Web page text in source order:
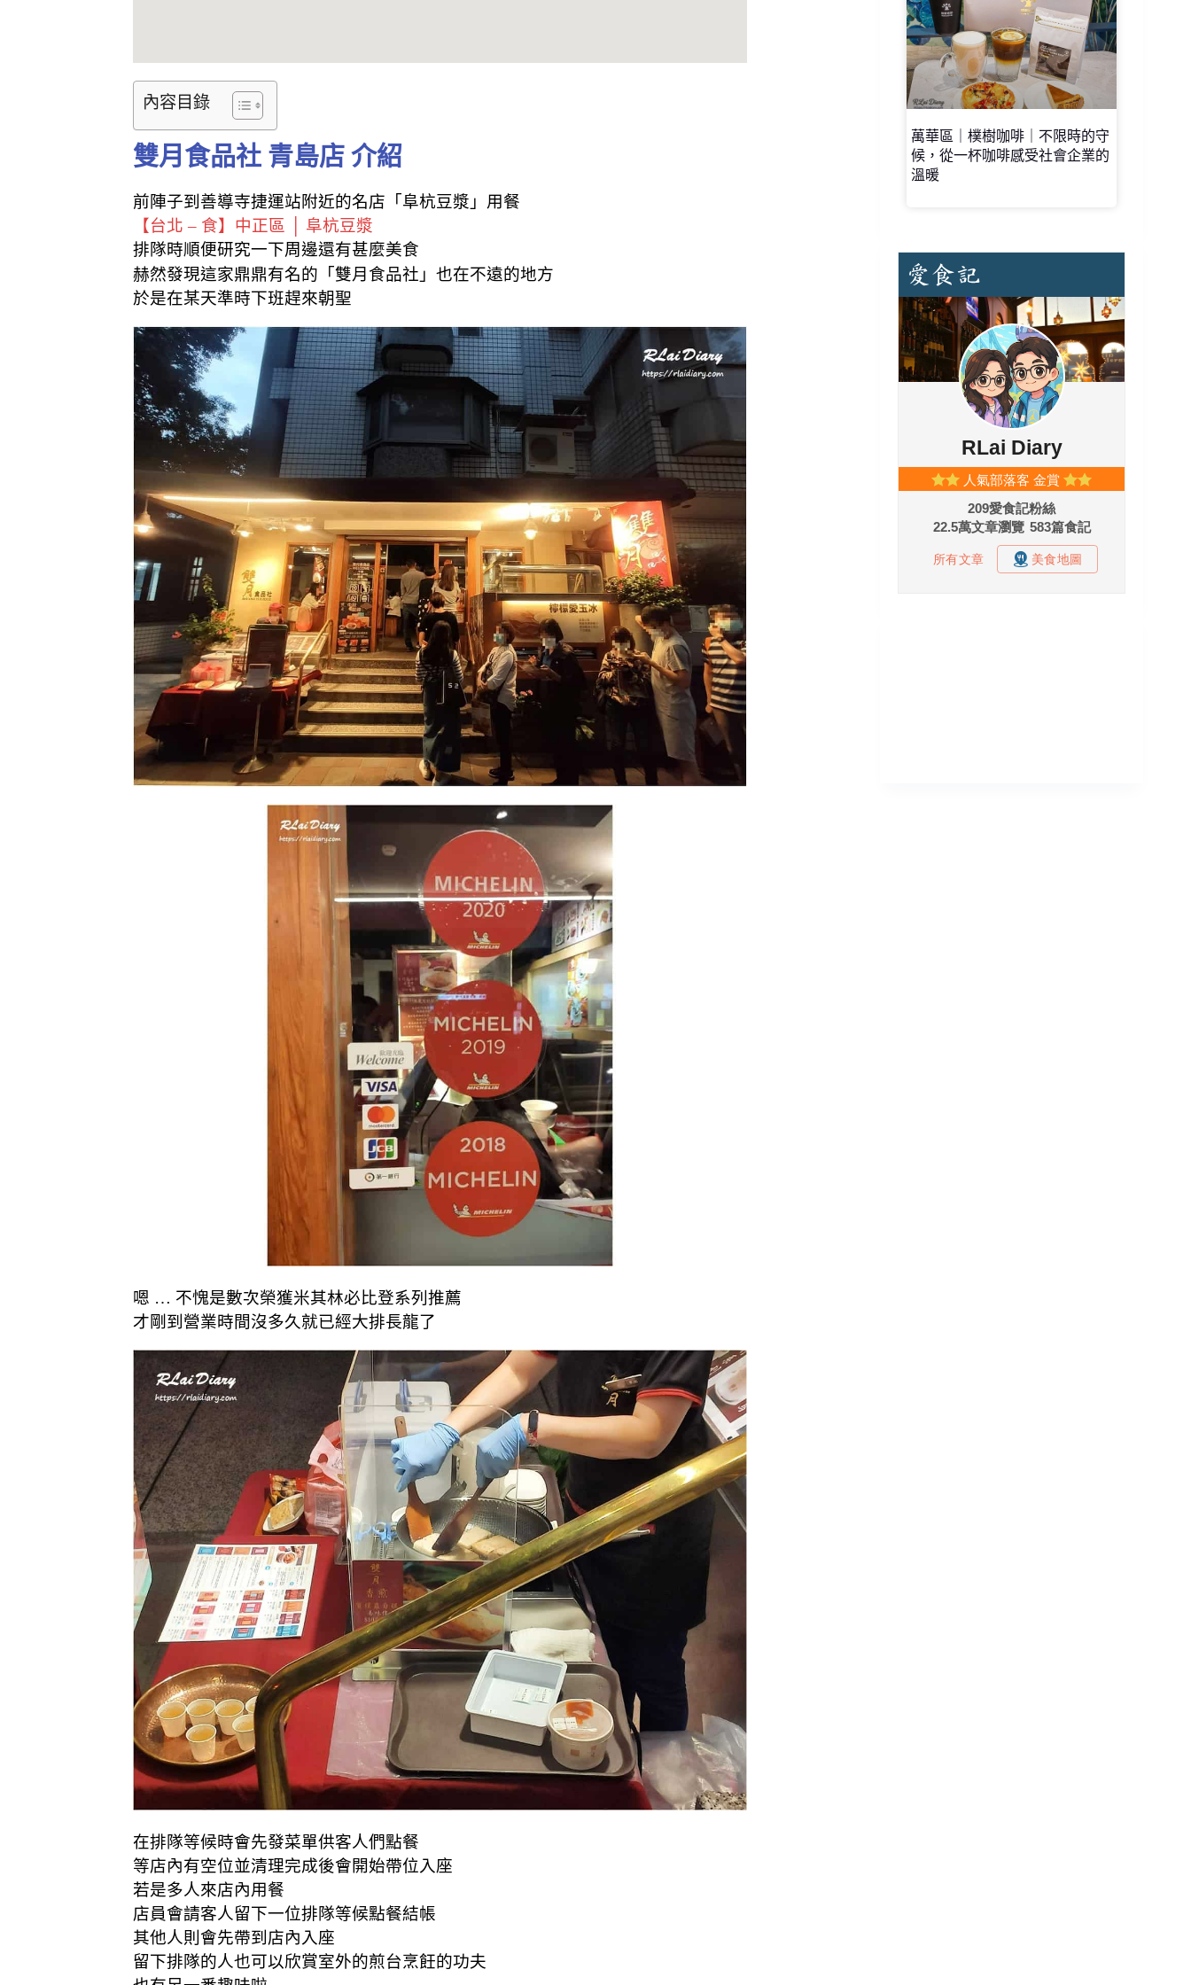
內容目錄
雙月食品社 青島店 介紹
前陣子到善導寺捷運站附近的名店「阜杭豆漿」用餐
【台北 – 食】中正區 │ 阜杭豆漿
排隊時順便研究一下周邊還有甚麼美食
赫然發現這家鼎鼎有名的「雙月食品社」也在不遠的地方
於是在某天準時下班趕來朝聖
嗯 … 不愧是數次榮獲米其林必比登系列推薦
才剛到營業時間沒多久就已經大排長龍了
在排隊等候時會先發菜單供客人們點餐
等店內有空位並清理完成後會開始帶位入座
若是多人來店內用餐
店員會請客人留下一位排隊等候點餐結帳
其他人則會先帶到店內入座
留下排隊的人也可以欣賞室外的煎台烹飪的功夫
萬華區｜樸樹咖啡｜不限時的守
候，從一杯咖啡感受社會企業的
溫暖